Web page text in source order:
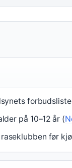
på 10–12 år (
før